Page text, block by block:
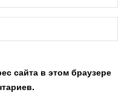
сайта в этом браузере